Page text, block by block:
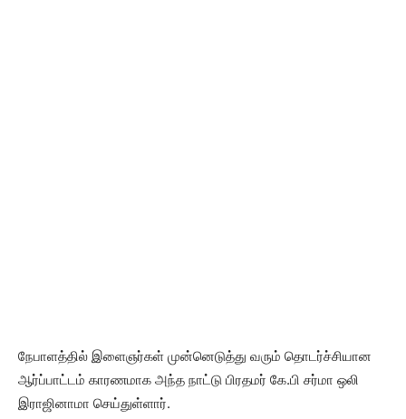
நேபாளத்தில் இளைஞர்கள் முன்னெடுத்து வரும் தொடர்ச்சியான
ஆர்ப்பாட்டம் காரணமாக அந்த நாட்டு பிரதமர் கே.பி சர்மா ஒலி
இராஜினாமா செய்துள்ளார்.